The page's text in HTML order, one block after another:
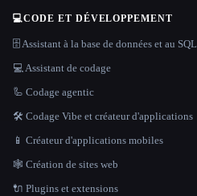
💻CODE ET DÉVELOPPEMENT
🗄️ Assistant à la base de données et au SQL
💻 Assistant de codage
🦾 Codage agentic
🛠️ Codage Vibe et créateur d'applications
📱 Créateur d'applications mobiles
🕸 Création de sites web
🔌 Plugins et extensions